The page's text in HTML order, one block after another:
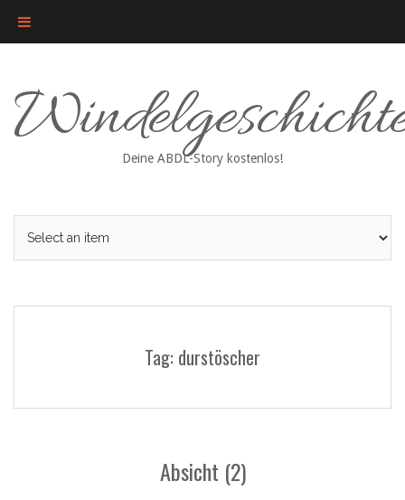
content
Deine ABDL-Story kostenlos!
Tag: durstöscher
Absicht (2)